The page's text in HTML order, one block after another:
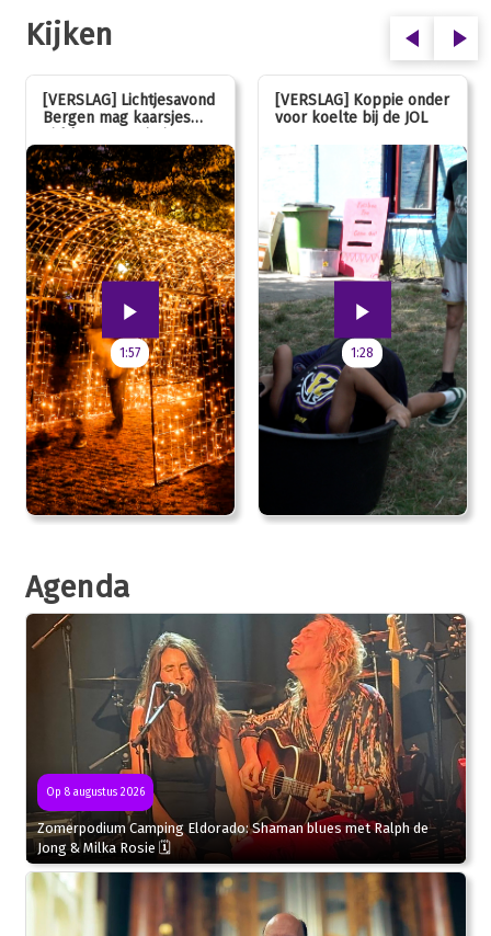
Kijken
[VERSLAG] Lichtjesavond
Bergen mag kaarsjes
jubileum!
1:57
[VERSLAG] Koppie onder
voor koelte bij de JOL
1:28
Agenda
Op 8 augustus 2026
Zomerpodium Camping Eldorado: Shaman blues met Ralph de
Jong & Milka Rosie 🗓